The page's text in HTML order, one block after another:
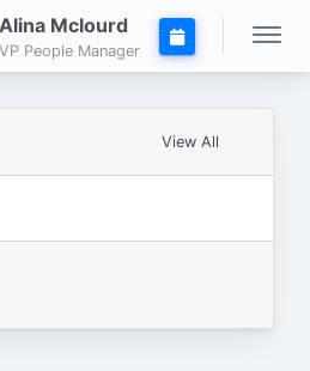
Alina Mclourd
VP People Manager
View All